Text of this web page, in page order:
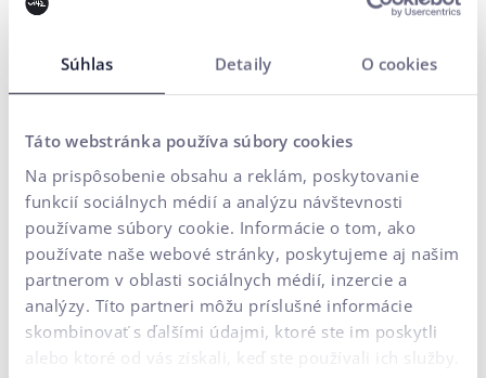
Súhlas Detaily O cookies
Táto webstránka používa súbory cookies
Na prispôsobenie obsahu a reklám, poskytovanie
funkcií sociálnych médií a analýzu návštevnosti
používame súbory cookie. Informácie o tom, ako
používate naše webové stránky, poskytujeme aj našim
partnerom v oblasti sociálnych médií, inzercie a
analýzy. Títo partneri môžu príslušné informácie
skombinovať s ďalšími údajmi, ktoré ste im poskytli
alebo ktoré od vás získali, keď ste používali ich služby.
Dáta však nenaznačujú stratu záujmu, ale skôr to, že v 4Q
medzi nevyhnutnými a „nice-to-have“ nákupmi. V
prostredí opatrnejšieho míňania išli tieto kategórie často
Čo tieto dáta naznačujú o
správaní zákazníkov?
Zákazníci sa javia ako opatrnejší. Viac zvažujú, viac
porovnávajú, menej impulzívne nakupujú.
Návštevnosť už nie je problém.
Výzvou je